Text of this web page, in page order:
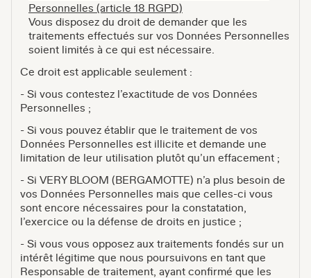
Personnelles (article 18 RGPD)
Vous disposez du droit de demander que les
traitements effectués sur vos Données Personnelles
soient limités à ce qui est nécessaire.
Ce droit est applicable seulement :
- Si vous contestez l’exactitude de vos Données
Personnelles ;
- Si vous pouvez établir que le traitement de vos
Données Personnelles est illicite et demande une
limitation de leur utilisation plutôt qu’un effacement ;
- Si VERY BLOOM (BERGAMOTTE) n’a plus besoin de
vos Données Personnelles mais que celles-ci vous
sont encore nécessaires pour la constatation,
l’exercice ou la défense de droits en justice ;
- Si vous vous opposez aux traitements fondés sur un
intérêt légitime que nous poursuivons en tant que
Responsable de traitement, ayant confirmé que les